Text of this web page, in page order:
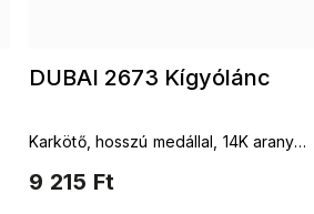
DUBAI 2673 Kígyólánc
9 215 Ft
Karkötő, hosszú medállal, 14K arany